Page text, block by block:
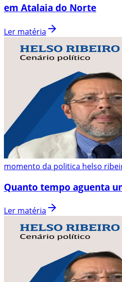
em Atalaia do Norte
Ler matéria
momento da politica helso
Quanto tempo aguenta
Ler matéria